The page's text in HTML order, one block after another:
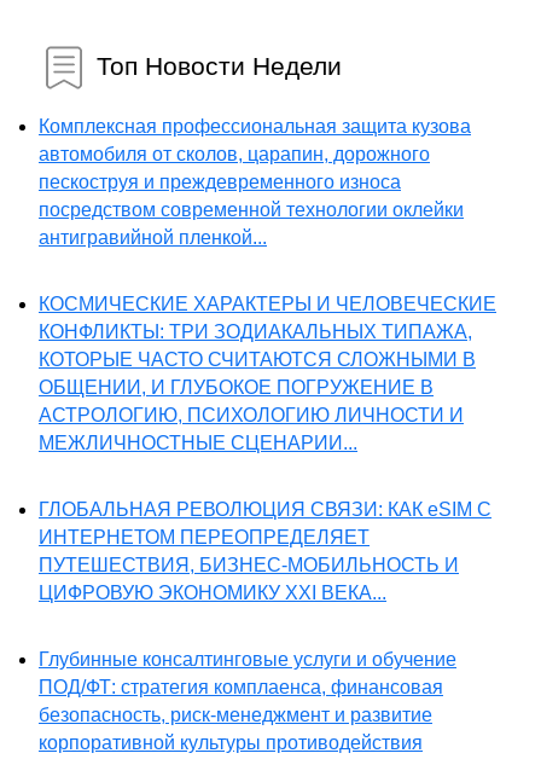
Топ Новости Недели
Комплексная профессиональная защита кузова
автомобиля от сколов, царапин, дорожного
пескоструя и преждевременного износа
посредством современной технологии оклейки
антигравийной пленкой...
КОСМИЧЕСКИЕ ХАРАКТЕРЫ И ЧЕЛОВЕЧЕСКИЕ
КОНФЛИКТЫ: ТРИ ЗОДИАКАЛЬНЫХ ТИПАЖА,
КОТОРЫЕ ЧАСТО СЧИТАЮТСЯ СЛОЖНЫМИ В
ОБЩЕНИИ, И ГЛУБОКОЕ ПОГРУЖЕНИЕ В
АСТРОЛОГИЮ, ПСИХОЛОГИЮ ЛИЧНОСТИ И
МЕЖЛИЧНОСТНЫЕ СЦЕНАРИИ...
ГЛОБАЛЬНАЯ РЕВОЛЮЦИЯ СВЯЗИ: КАК eSIM С
ИНТЕРНЕТОМ ПЕРЕОПРЕДЕЛЯЕТ
ПУТЕШЕСТВИЯ, БИЗНЕС-МОБИЛЬНОСТЬ И
ЦИФРОВУЮ ЭКОНОМИКУ XXI ВЕКА...
Глубинные консалтинговые услуги и обучение
ПОД/ФТ: стратегия комплаенса, финансовая
безопасность, риск-менеджмент и развитие
корпоративной культуры противодействия